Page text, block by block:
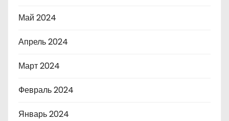
Май 2024
Апрель 2024
Март 2024
Февраль 2024
Январь 2024